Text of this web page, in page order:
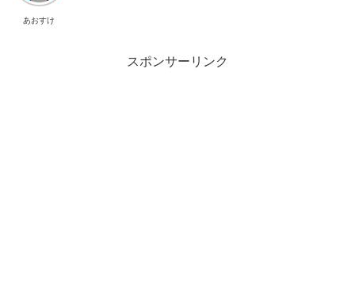
あおすけ
スポンサーリンク